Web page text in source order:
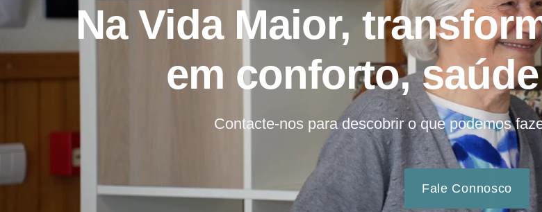
Na Vida Maior,
em conforto,
Contacte-nos para descobrir o que podemos
Fale Connosco